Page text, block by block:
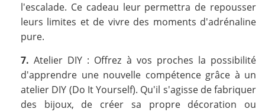
l'escalade. Ce cadeau leur permettra de repousser
leurs limites et de vivre des moments d'adrénaline
pure.
7. Atelier DIY : Offrez à vos proches la possibilité
d'apprendre une nouvelle compétence grâce à un
atelier DIY (Do It Yourself). Qu'il s'agisse de fabriquer
des bijoux, de créer sa propre décoration ou